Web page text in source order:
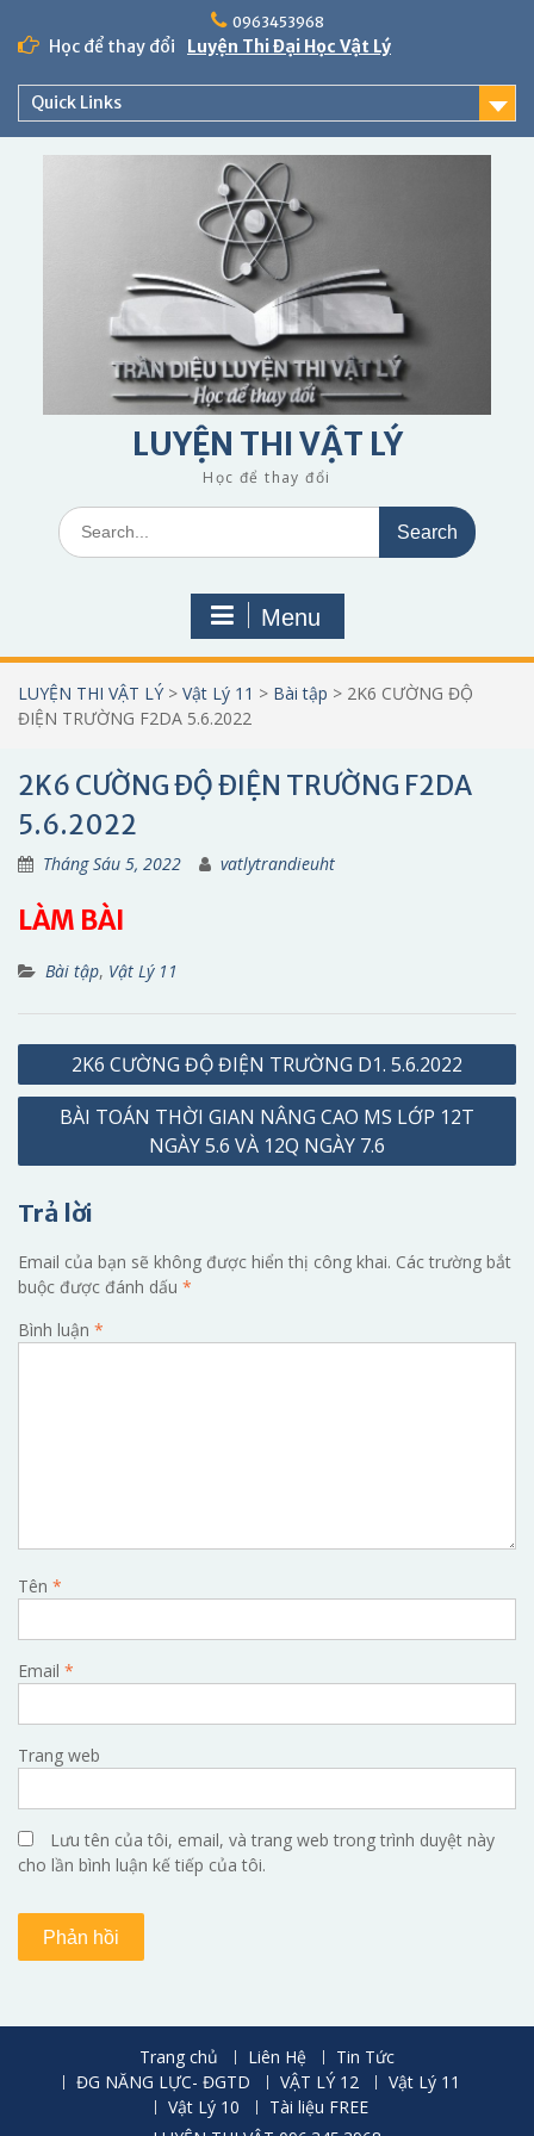
content
0963453968
Học để thay đổi Luyện Thi Đại Học Vật Lý
Quick Links
LUYỆN THI VẬT LÝ
Học để thay đổi
Search
for:
Menu
LUYỆN THI VẬT LÝ > Vật Lý 11 > Bài tập > 2K6 CƯỜNG ĐỘ
ĐIỆN TRƯỜNG F2DA 5.6.2022
2K6 CƯỜNG ĐỘ ĐIỆN TRƯỜNG F2DA
5.6.2022
Tháng Sáu 5, 2022 vatlytrandieuht
LÀM BÀI
Bài tập, Vật Lý 11
Điều
hướng
2K6 CƯỜNG ĐỘ ĐIỆN TRƯỜNG D1. 5.6.2022
BÀI TOÁN THỜI GIAN NÂNG CAO MS LỚP 12T
NGÀY 5.6 VÀ 12Q NGÀY 7.6
Trả lời
Email của bạn sẽ không được hiển thị công khai. Các trường bắt
buộc được đánh dấu *
Bình luận *
Tên *
Email *
Trang web
Lưu tên của tôi, email, và trang web trong trình duyệt này
cho lần bình luận kế tiếp của tôi.
Trang chủ Liên Hệ
Tin Tức
ĐG NĂNG LỰC- ĐGTD
VẬT LÝ 12
Vật Lý 11
Vật Lý 10
Tài liệu FREE